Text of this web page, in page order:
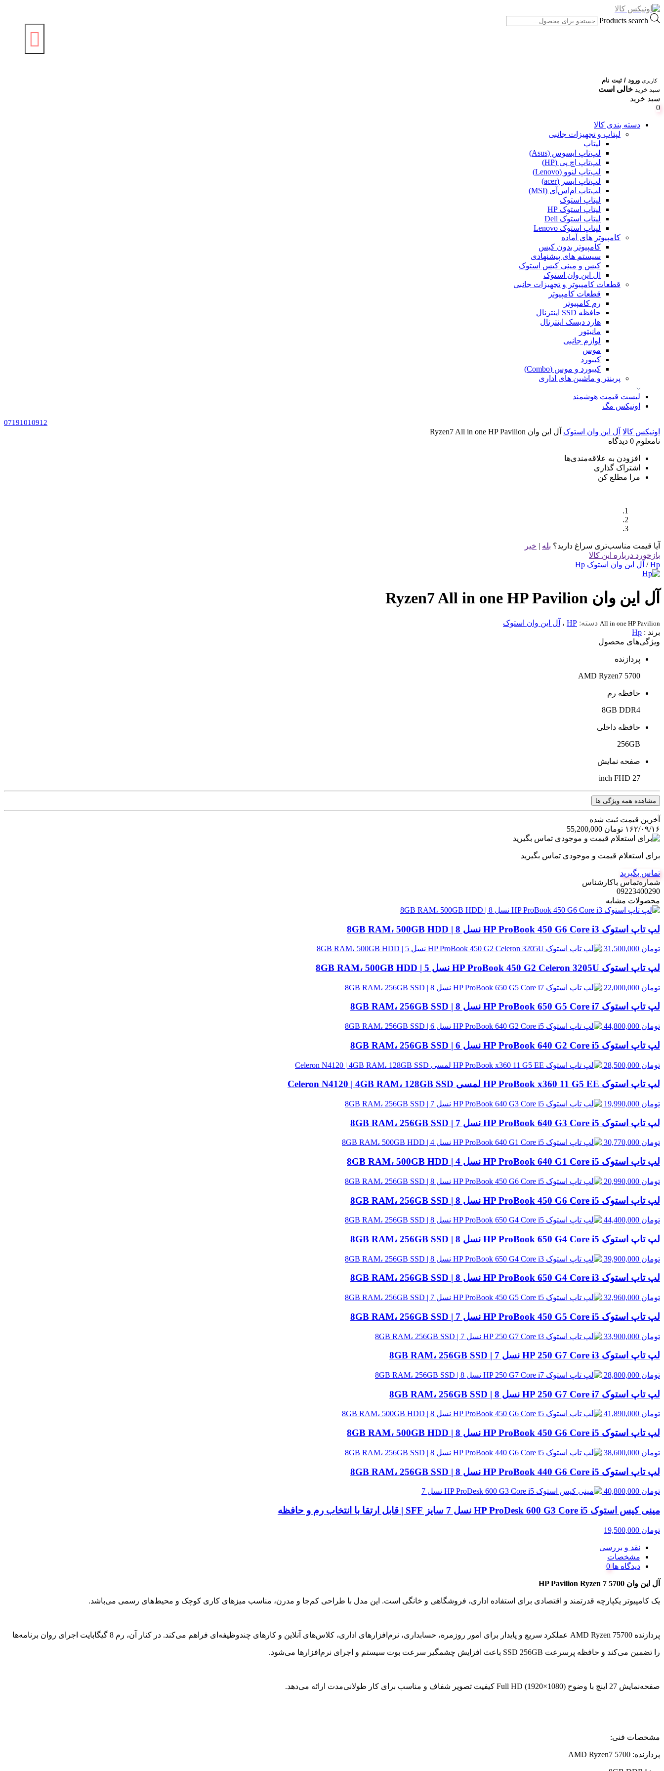
Products search
کاربری ورود / ثبت نام
سبد خرید خالی است
سبد خرید
0
دسته بندی کالا
لپتاپ و تجهیزات جانبی
لپتاپ
لپ‌تاپ ایسوس (Asus)
لپ‌تاپ اچ پی (HP)
لپ‌تاپ لنوو (Lenovo)
لپ‌تاپ ایسر (acer)
لپ‌تاپ ام‌اس‌آی (MSI)
لپتاپ استوک
لپتاپ استوک HP
لپتاپ استوک Dell
لپتاپ استوک Lenovo
کامپیوتر های آماده
کامپیوتر بدون کیس
سیستم های پیشنهادی
کیس و مینی کیس استوک
ال این وان استوک
قطعات کامپیوتر و تجهیزات جانبی
قطعات کامپیوتر
رم کامپیوتر
حافظه SSD اینترنال
هارد دیسک اینترنال
مانیتور
لوازم جانبی
موس
کیبورد
کیبورد و موس (Combo)
پرینتر و ماشین های اداری
لیست قیمت هوشمند
اونیکس مگ
07191010912
اونیکس کالا آل این وان استوک آل این وان Ryzen7 All in one HP Pavilion
نامعلوم 0 دیدگاه
افزودن به علاقه‌مندی‌ها
اشتراک گذاری
مرا مطلع کن
آیا قیمت مناسب‌تری سراغ دارید؟ بله | خیر
بازخورد درباره این کالا
Hp
/ آل این وان استوک Hp
آل این وان Ryzen7 All in one HP Pavilion
All in one HP Pavilion دسته: HP ، آل این وان استوک
برند : Hp
ویژگی‌های محصول
پردازنده
AMD Ryzen7 5700
حافظه رم
8GB DDR4
حافظه داخلی
256GB
صفحه نمایش
27 inch FHD
مشاهده همه ویژگی ها
آخرین‌ قیمت ثبت‌ شده
۱۶۲/۰۹/۱۶ تومان
برای استعلام قیمت و موجودی تماس بگیرید
تماس بگیرید
شماره‌تماس‌ با‌کارشناس
09223400290
محصولات مشابه
لپ تاپ استوک HP ProBook 450 G6 Core i3 نسل 8 | 8GB RAM، 500GB HDD
تومان
لپ تاپ استوک HP ProBook 450 G2 Celeron 3205U نسل 5 | 8GB RAM، 500GB HDD
تومان
لپ تاپ استوک HP ProBook 650 G5 Core i7 نسل 8 | 8GB RAM، 256GB SSD
تومان
لپ تاپ استوک HP ProBook 640 G2 Core i5 نسل 6 | 8GB RAM، 256GB SSD
تومان
لپ تاپ استوک HP ProBook x360 11 G5 EE لمسی Celeron N4120 | 4GB RAM، 128GB SSD
تومان
لپ تاپ استوک HP ProBook 640 G3 Core i5 نسل 7 | 8GB RAM، 256GB SSD
تومان
لپ تاپ استوک HP ProBook 640 G1 Core i5 نسل 4 | 8GB RAM، 500GB HDD
تومان
لپ تاپ استوک HP ProBook 450 G6 Core i5 نسل 8 | 8GB RAM، 256GB SSD
تومان
لپ تاپ استوک HP ProBook 650 G4 Core i5 نسل 8 | 8GB RAM، 256GB SSD
تومان
لپ تاپ استوک HP ProBook 650 G4 Core i3 نسل 8 | 8GB RAM، 256GB SSD
تومان
لپ تاپ استوک HP ProBook 450 G5 Core i5 نسل 7 | 8GB RAM، 256GB SSD
تومان
لپ تاپ استوک HP 250 G7 Core i3 نسل 7 | 8GB RAM، 256GB SSD
تومان
لپ تاپ استوک HP 250 G7 Core i7 نسل 8 | 8GB RAM، 256GB SSD
تومان
لپ تاپ استوک HP ProBook 450 G6 Core i5 نسل 8 | 8GB RAM، 500GB HDD
تومان
لپ تاپ استوک HP ProBook 440 G6 Core i5 نسل 8 | 8GB RAM، 256GB SSD
تومان
مینی کیس استوک HP ProDesk 600 G3 Core i5 نسل 7 سایز SFF | قابل ارتقا با انتخاب رم و حافظه
تومان
نقد و بررسی
مشخصات
دیدگاه ها
آل این وان HP Pavilion Ryzen 7 5700
یک کامپیوتر یکپارچه قدرتمند و اقتصادی برای استفاده اداری، فروشگاهی و خانگی است. این مدل با طراحی کم‌جا و مدرن، مناسب میزهای کاری کوچک و محیط‌های رسمی می‌باشد.
پردازنده AMD Ryzen 75700 عملکرد سریع و پایدار برای امور روزمره، حسابداری، نرم‌افزارهای اداری، کلاس‌های آنلاین و کارهای چندوظیفه‌ای فراهم می‌کند. در کنار آن، رم 8 گیگابایت اجرای روان برنامه‌ها
را تضمین می‌کند و حافظه پرسرعت SSD 256GB باعث افزایش چشمگیر سرعت بوت سیستم و اجرای نرم‌افزارها می‌شود.
صفحه‌نمایش 27 اینچ با وضوح Full HD (1920×1080) کیفیت تصویر شفاف و مناسب برای کار طولانی‌مدت ارائه می‌دهد.
مشخصات فنی:
پردازنده: AMD Ryzen7 5700